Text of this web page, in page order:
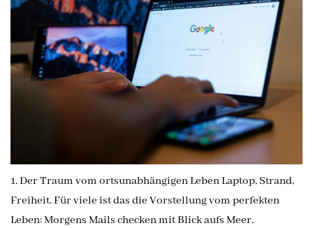
1. Der Traum vom ortsunabhängigen Leben Laptop, Strand,
Freiheit. Für viele ist das die Vorstellung vom perfekten
Leben: Morgens Mails checken mit Blick aufs Meer,